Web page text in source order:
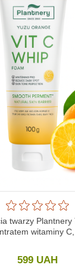
twarzy Plantnery
witaminy
599 UAH